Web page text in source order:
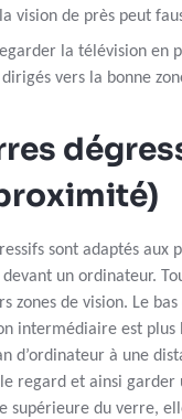
vision de près peut
la télévision en
vers la bonne
sont adaptés
un ordinateur.
zones de vision. Le
intermédiaire est
d’ordinateur à une
regard et ainsi
supérieure du verre,